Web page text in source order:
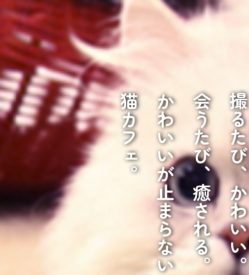
撮るたび、かわいい。
会うたび、癒される。
かわいいが止まらない
猫カフェ。